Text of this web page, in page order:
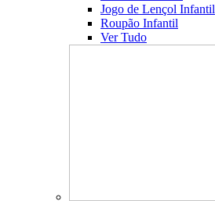
Jogo de Lençol Infantil
Roupão Infantil
Ver Tudo